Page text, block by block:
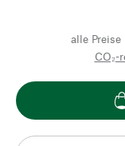
alle
CO₂-